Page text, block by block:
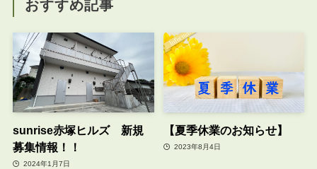
おすすめ記事
sunrise赤塚ヒルズ 新規
募集情報！！
2024年1月7日
【夏季休業のお知らせ】
2023年8月4日